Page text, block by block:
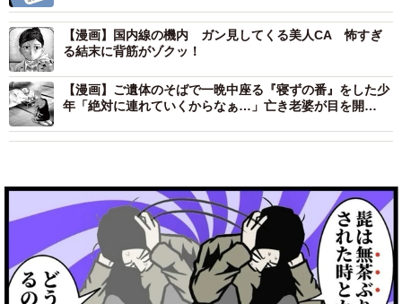
【漫画】国内線の機内 ガン見してくる美人CA 怖すぎ
る結末に背筋がゾクッ！
【漫画】ご遺体のそばで一晩中座る『寝ずの番』をした少
年「絶対に連れていくからなぁ…」亡き老婆が目を開